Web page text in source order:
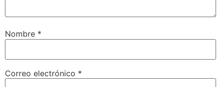
Nombre *
Correo electrónico *